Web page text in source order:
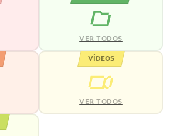
VER TODOS
VÍDEOS
VER TODOS